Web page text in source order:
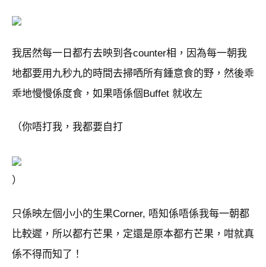
我居然每一日都冇去映到各counter相，因為每一朝我
地都要用九秒九的時間去掃哂所有鍾意食的野，然後乖
乖地慢慢係度食，如果唔係個Buffet 就收左
（你唔打我，我都要自打
）
只係映左個小小的生果Corner, 唔知係唔係我每一朝都
比較遲，所以都冇芒果，定還是原本都冇芒果，咁就真
係不得而知了！